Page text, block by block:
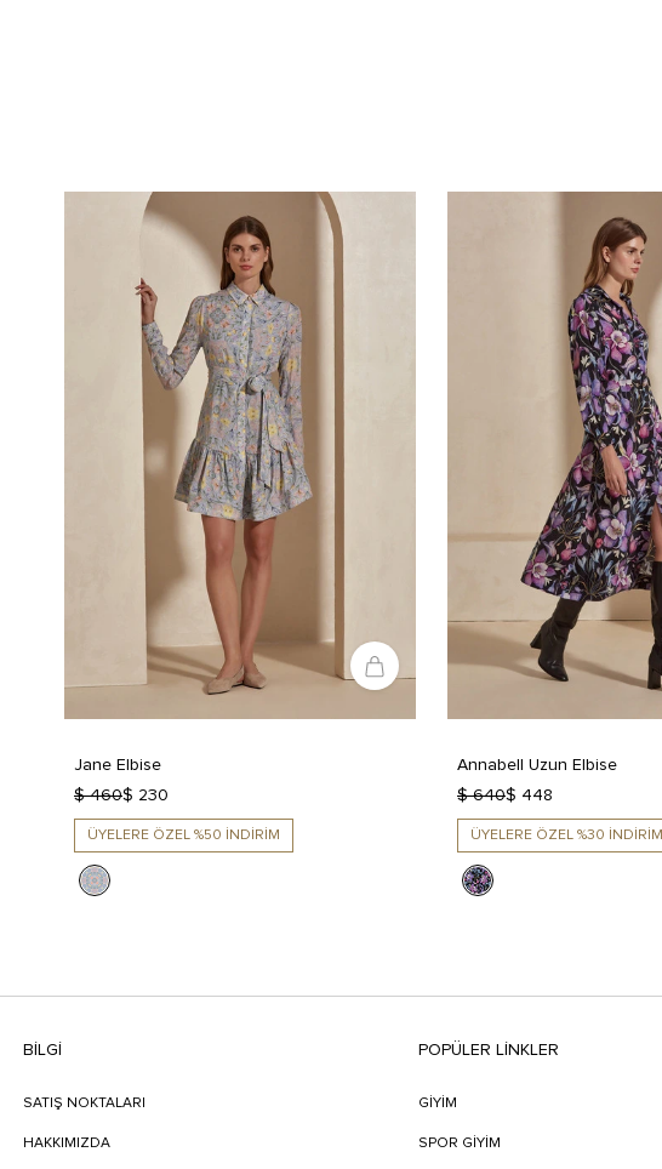
Jane Elbise
$ 460$ 230
ÜYELERE ÖZEL %50 İNDİRİM
Annabell Uzun Elbise
$ 640$ 448
ÜYELERE ÖZEL %30 İNDİRİM
BILGI
SATIŞ NOKTALARI
HAKKIMIZDA
POPÜLER LİNKLER
GİYİM
SPOR GİYİM